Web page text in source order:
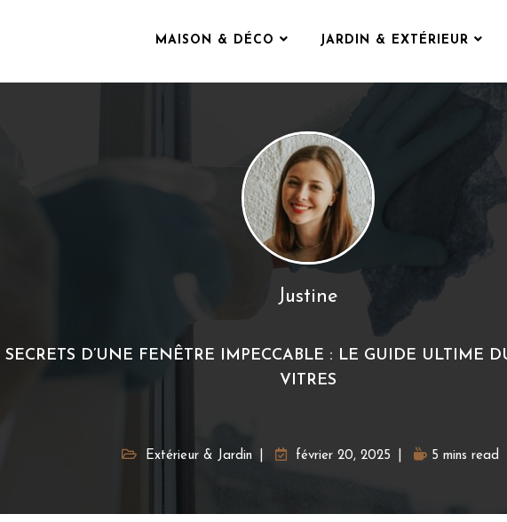
MAISON & DÉCO JARDIN & EXTÉRIEUR
Justine
SECRETS D’UNE FENÊTRE IMPECCABLE : LE GUIDE ULTIME
VITRES
Extérieur & Jardin février 20, 2025 5 mins read